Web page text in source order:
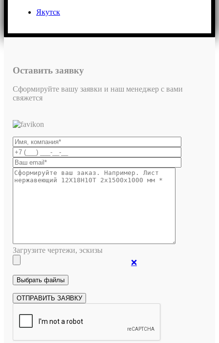
Якутск
Оставить заявку
Сформируйте вашу заявки и наш менеджер с вами
свяжется
Загрузите чертежи, эскизы
❌